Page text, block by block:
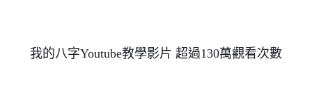
我的八字Youtube教學影片 超過130萬觀看次數